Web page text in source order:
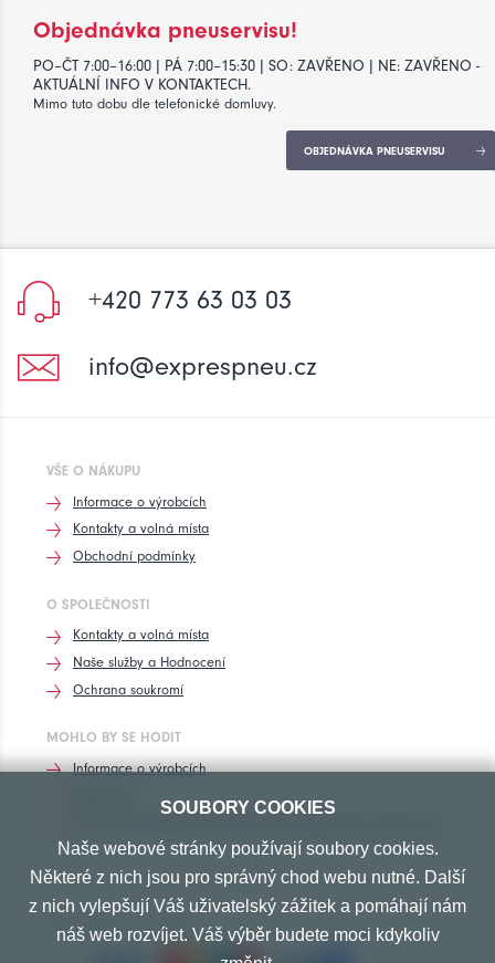
Objednávka pneuservisu!
PO–ČT 7:00–16:00 | PÁ 7:00–15:30 | SO: ZAVŘENO | NE: ZAVŘENO -
AKTUÁLNÍ INFO V KONTAKTECH.
Mimo tuto dobu dle telefonické domluvy.
OBJEDNÁVKA PNEUSERVISU
+420 773 63 03 03
info@exprespneu.cz
VŠE O NÁKUPU
Informace o výrobcích
Kontakty a volná místa
Obchodní podmínky
O SPOLEČNOSTI
Kontakty a volná místa
Naše služby a Hodnocení
Ochrana soukromí
MOHLO BY SE HODIT
Informace o výrobcích
PŘIJÍMÁME TYTO PLATBY
SOUBORY COOKIES
Naše webové stránky používají soubory cookies.
Některé z nich jsou pro správný chod webu nutné. Další
z nich vylepšují Váš uživatelský zážitek a pomáhají nám
náš web rozvíjet. Váš výběr budete moci kdykoliv